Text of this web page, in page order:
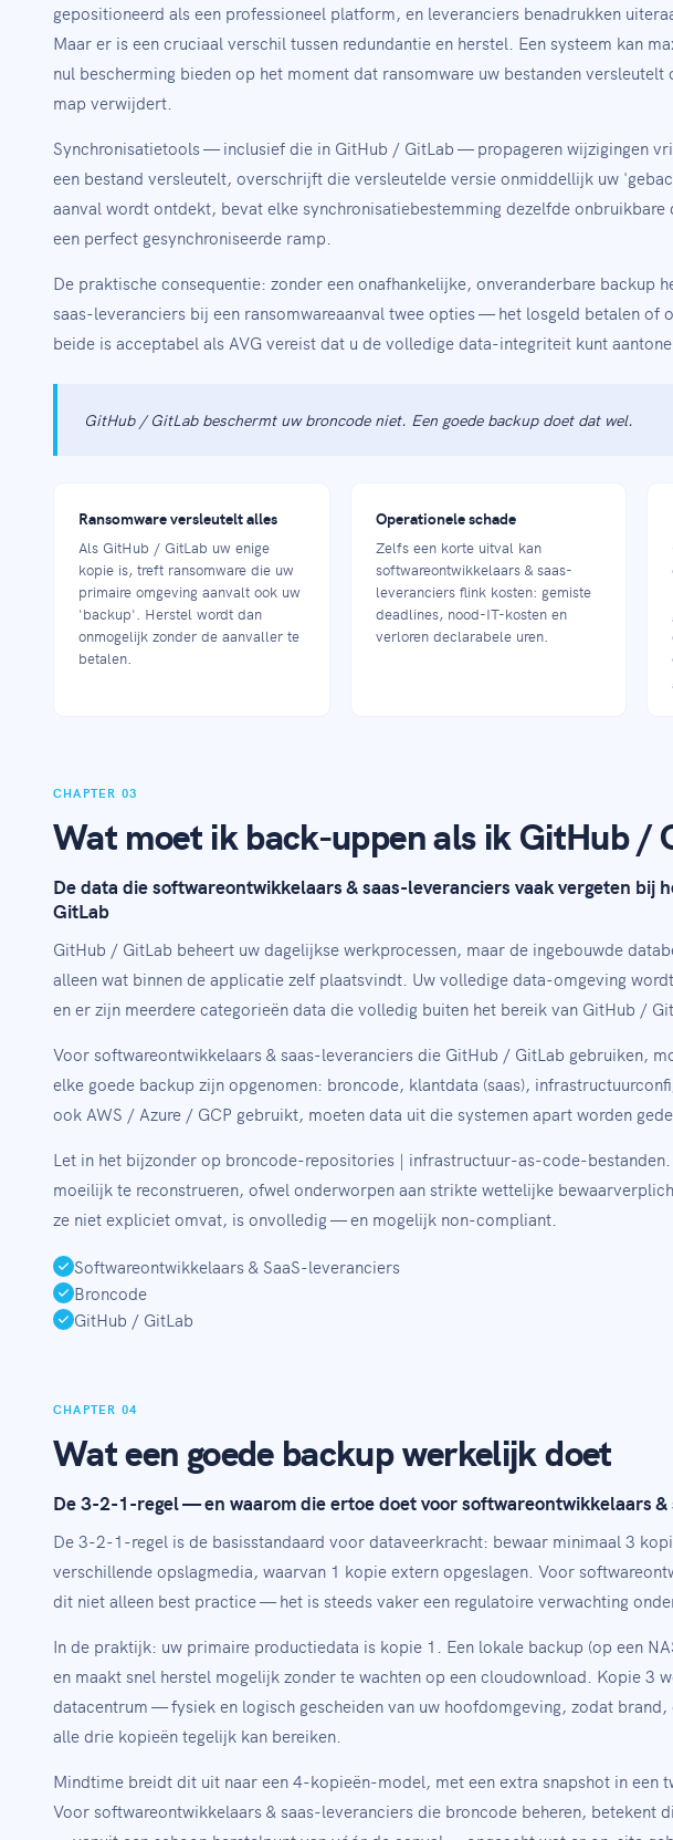
gepositioneerd als een professioneel platform, en leveranciers benadrukken
Maar er is een cruciaal verschil tussen redundantie en herstel. Een systeem kan
nul bescherming bieden op het moment dat ransomware uw bestanden versleutelt
map verwijdert.
Synchronisatietools — inclusief die in GitHub / GitLab — propageren wijzigingen
een bestand versleutelt, overschrijft die versleutelde versie onmiddellijk uw
aanval wordt ontdekt, bevat elke synchronisatiebestemming dezelfde
een perfect gesynchroniseerde ramp.
De praktische consequentie: zonder een onafhankelijke, onveranderbare backup
saas-leveranciers bij een ransomwareaanval twee opties — het losgeld betalen of
beide is acceptabel als AVG vereist dat u de volledige data-integriteit kunt
GitHub / GitLab beschermt uw broncode niet. Een goede backup doet dat wel.
Ransomware versleutelt alles
Als GitHub / GitLab uw enige
kopie is, treft ransomware die uw
primaire omgeving aanvalt ook uw
'backup'. Herstel wordt dan
onmogelijk zonder de aanvaller te
betalen.
Operationele schade
Zelfs een korte uitval kan
softwareontwikkelaars & saas-
leveranciers flink kosten: gemiste
deadlines, nood-IT-kosten en
verloren declarabele uren.
CHAPTER 03
Wat moet ik back-uppen als ik GitHub /
De data die softwareontwikkelaars & saas-leveranciers vaak vergeten bij
GitLab
GitHub / GitLab beheert uw dagelijkse werkprocessen, maar de ingebouwde
alleen wat binnen de applicatie zelf plaatsvindt. Uw volledige data-omgeving
en er zijn meerdere categorieën data die volledig buiten het bereik van GitHub /
Voor softwareontwikkelaars & saas-leveranciers die GitHub / GitLab gebruiken,
elke goede backup zijn opgenomen: broncode, klantdata (saas),
ook AWS / Azure / GCP gebruikt, moeten data uit die systemen apart worden
Let in het bijzonder op broncode-repositories | infrastructuur-as-code-
moeilijk te reconstrueren, ofwel onderworpen aan strikte wettelijke
ze niet expliciet omvat, is onvolledig — en mogelijk non-compliant.
Softwareontwikkelaars & SaaS-leveranciers
Broncode
GitHub / GitLab
CHAPTER 04
Wat een goede backup werkelijk doet
De 3-2-1-regel — en waarom die ertoe doet voor softwareontwikkelaars &
De 3-2-1-regel is de basisstandaard voor dataveerkracht: bewaar minimaal 3
verschillende opslagmedia, waarvan 1 kopie extern opgeslagen. Voor
dit niet alleen best practice — het is steeds vaker een regulatoire verwachting
In de praktijk: uw primaire productiedata is kopie 1. Een lokale backup (op een
en maakt snel herstel mogelijk zonder te wachten op een cloudownload. Kopie 3
datacentrum — fysiek en logisch gescheiden van uw hoofdomgeving, zodat
alle drie kopieën tegelijk kan bereiken.
Mindtime breidt dit uit naar een 4-kopieën-model, met een extra snapshot in een
Voor softwareontwikkelaars & saas-leveranciers die broncode beheren, betekent